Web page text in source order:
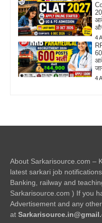
4
4
About Sarkarisource.com –
latest sarkari job
Banking, railway and
Sarkarisource.com ) If you
Advertisement and any
at